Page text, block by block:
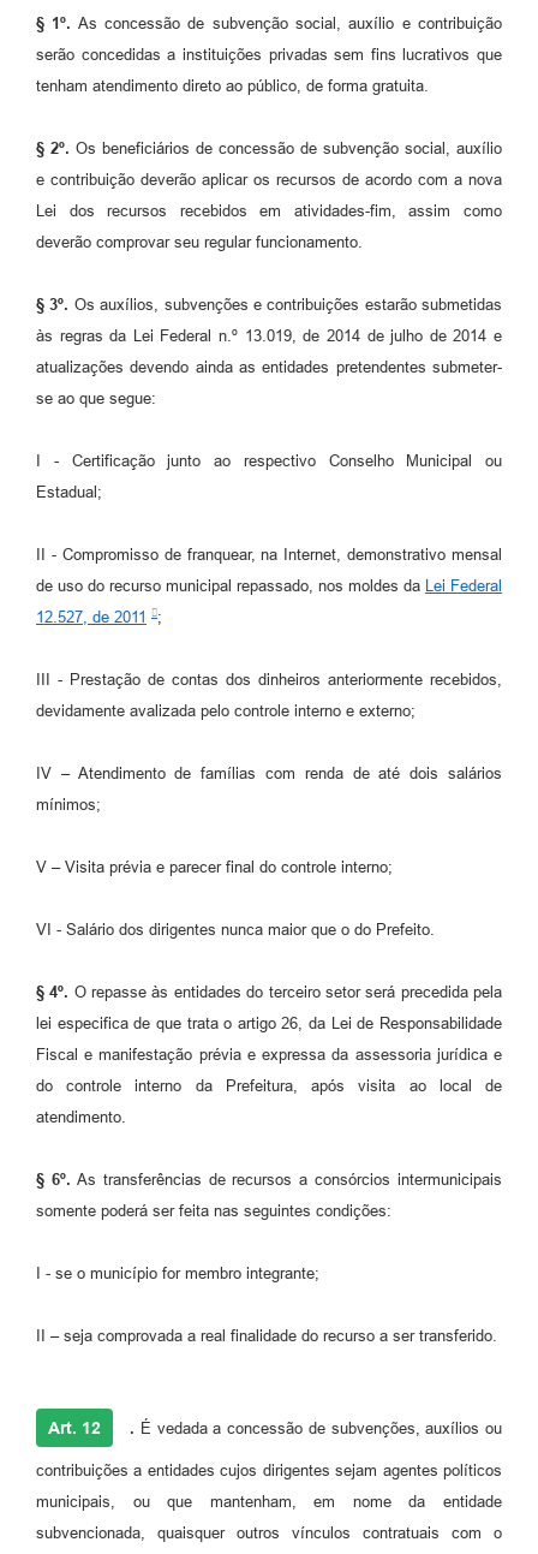
§ 1º. As concessão de subvenção social, auxílio e contribuição
serão concedidas a instituições privadas sem fins lucrativos que
tenham atendimento direto ao público, de forma gratuita.
§ 2º. Os beneficiários de concessão de subvenção social, auxílio
e contribuição deverão aplicar os recursos de acordo com a nova
Lei dos recursos recebidos em atividades-fim, assim como
deverão comprovar seu regular funcionamento.
§ 3º. Os auxílios, subvenções e contribuições estarão submetidas
às regras da Lei Federal n.º 13.019, de 2014 de julho de 2014 e
atualizações devendo ainda as entidades pretendentes submeter-
se ao que segue:
I - Certificação junto ao respectivo Conselho Municipal ou
Estadual;
II - Compromisso de franquear, na Internet, demonstrativo mensal
de uso do recurso municipal repassado, nos moldes da Lei Federal
12.527, de 2011
;
III - Prestação de contas dos dinheiros anteriormente recebidos,
devidamente avalizada pelo controle interno e externo;
IV – Atendimento de famílias com renda de até dois salários
mínimos;
V – Visita prévia e parecer final do controle interno;
VI - Salário dos dirigentes nunca maior que o do Prefeito.
§ 4º. O repasse às entidades do terceiro setor será precedida pela
lei especifica de que trata o artigo 26, da Lei de Responsabilidade
Fiscal e manifestação prévia e expressa da assessoria jurídica e
do controle interno da Prefeitura, após visita ao local de
atendimento.
§ 6º. As transferências de recursos a consórcios intermunicipais
somente poderá ser feita nas seguintes condições:
I - se o município for membro integrante;
II – seja comprovada a real finalidade do recurso a ser transferido.
Art. 12 . É vedada a concessão de subvenções, auxílios ou
contribuições a entidades cujos dirigentes sejam agentes políticos
municipais, ou que mantenham, em nome da entidade
subvencionada, quaisquer outros vínculos contratuais com o